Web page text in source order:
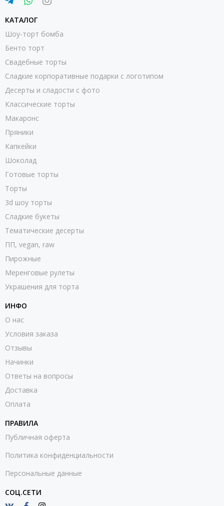
КАТАЛОГ
Шоу-торт бомба
Бенто торт
Свадебные торты
Сладкие корпоративные подарки с логотипом
Десерты и сладости с фото
Классические торты
Макаронс
Пряники
Капкейки
Шоколад
Готовые торты
Торты
3d шоу торты
Сладкие букеты
Тематические десерты
ПП, vegan, raw
Пирожные
Меренговые рулеты
Украшения для торта
ИНФО
О нас
Условия заказа
Отзывы
Начинки
Ответы на вопросы
Доставка
Оплата
ПРАВИЛА
Публичная оферта
Политика конфиденциальности
Персональные данные
СОЦ.СЕТИ